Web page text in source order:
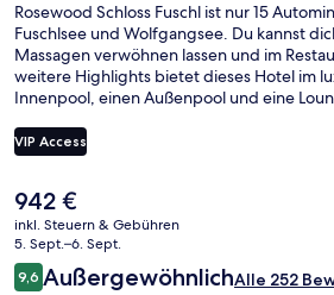
Rosewood Schloss Fuschl ist nur 15
Fuschlsee und Wolfgangsee. Du kannst
Massagen verwöhnen lassen und im
weitere Highlights bietet dieses Hotel im
Innenpool, einen Außenpool und eine
VIP Access
Der
aktuelle
Preis
beträgt
942 €.
942 €
inkl. Steuern & Gebühren
5. Sept.–6. Sept.
Bewertungen
9,69,6 von 10.
AußergewöhnlichAlle 252